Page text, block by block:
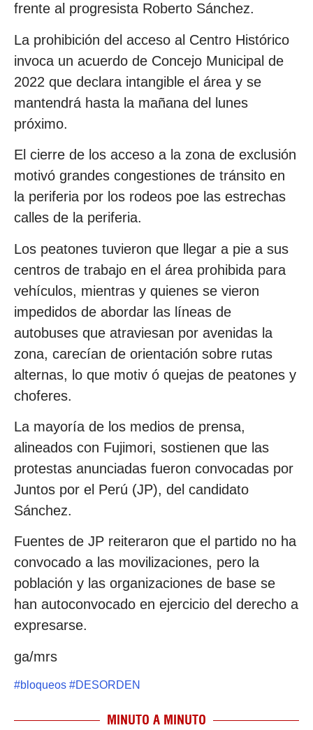
frente al progresista Roberto Sánchez.
La prohibición del acceso al Centro Histórico
invoca un acuerdo de Concejo Municipal de
2022 que declara intangible el área y se
mantendrá hasta la mañana del lunes
próximo.
El cierre de los acceso a la zona de exclusión
motivó grandes congestiones de tránsito en
la periferia por los rodeos poe las estrechas
calles de la periferia.
Los peatones tuvieron que llegar a pie a sus
centros de trabajo en el área prohibida para
vehículos, mientras y quienes se vieron
impedidos de abordar las líneas de
autobuses que atraviesan por avenidas la
zona, carecían de orientación sobre rutas
alternas, lo que motiv ó quejas de peatones y
choferes.
La mayoría de los medios de prensa,
alineados con Fujimori, sostienen que las
protestas anunciadas fueron convocadas por
Juntos por el Perú (JP), del candidato
Sánchez.
Fuentes de JP reiteraron que el partido no ha
convocado a las movilizaciones, pero la
población y las organizaciones de base se
han autoconvocado en ejercicio del derecho a
expresarse.
ga/mrs
#bloqueos #DESORDEN
MINUTO A MINUTO